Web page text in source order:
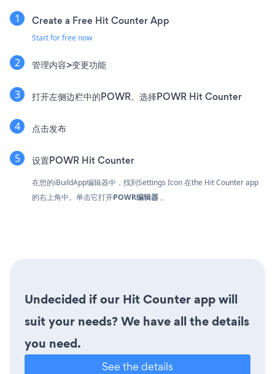
Create a Free Hit Counter App
Start for free now
管理内容>变更功能
打开左侧边栏中的POWR。选择POWR Hit Counter
点击发布
设置POWR Hit Counter
在您的iBuildApp编辑器中，找到Settings Icon在the Hit Counter app
的右上角中。单击它打开POWR编辑器 。
Undecided if our Hit Counter app will
suit your needs? We have all the details
you need.
See the details